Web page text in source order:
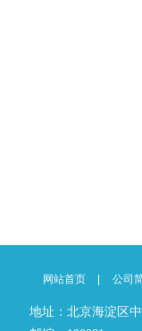
网站首页 公司
地址：北京海淀区